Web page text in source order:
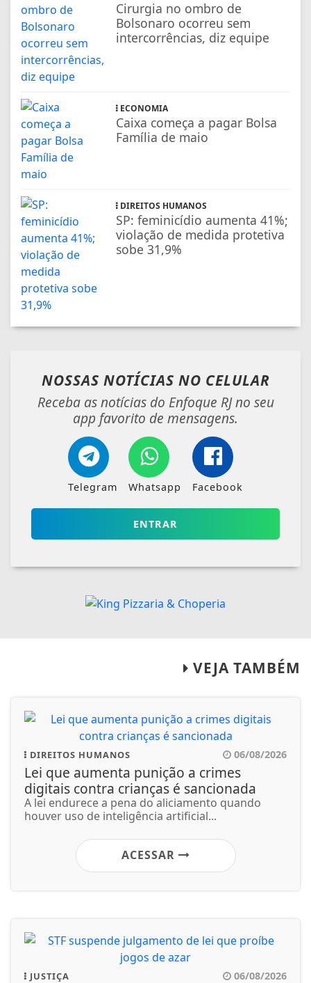
Cirurgia no ombro de
Bolsonaro ocorreu sem
intercorrências, diz equipe
ECONOMIA
Caixa começa a pagar Bolsa
Família de maio
DIREITOS HUMANOS
SP: feminicídio aumenta 41%;
violação de medida protetiva
sobe 31,9%
NOSSAS NOTÍCIAS NO CELULAR
Receba as notícias do Enfoque RJ no seu
app favorito de mensagens.
Telegram Whatsapp Facebook
ENTRAR
VEJA TAMBÉM
DIREITOS HUMANOS 06/08/2026
Lei que aumenta punição a crimes
digitais contra crianças é sancionada
A lei endurece a pena do aliciamento quando
houver uso de inteligência artificial...
ACESSAR
JUSTIÇA 06/08/2026